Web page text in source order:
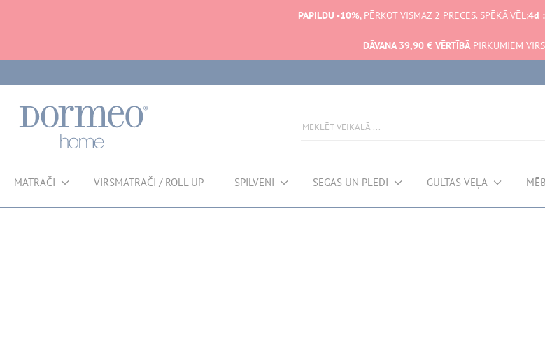
PAPILDU -10%, PĒRKOT VISMAZ 2 PRECES. SPĒKĀ VĒL:4d :
DĀVANA 39,90 € VĒRTĪBĀ PIRKUMIEM VIRS
MATRAČI VIRSMATRAČI / ROLL UP SPILVENI SEGAS UN PLEDI GULTAS VEĻA